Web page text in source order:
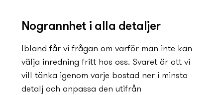
Nogrannhet i alla detaljer
Ibland får vi frågan om varför man inte kan
välja inredning fritt hos oss. Svaret är att vi
vill tänka igenom varje bostad ner i minsta
detalj och anpassa den utifrån